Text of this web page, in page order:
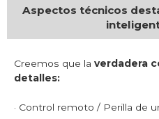
Aspectos técnicos
Creemos que la verdadera
detalles:
· Control remoto / Perilla de